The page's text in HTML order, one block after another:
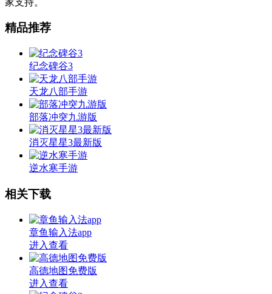
精品推荐
纪念碑谷3
天龙八部手游
部落冲突九游版
消灭星星3最新版
逆水寒手游
相关下载
章鱼输入法app
进入查看
高德地图免费版
进入查看